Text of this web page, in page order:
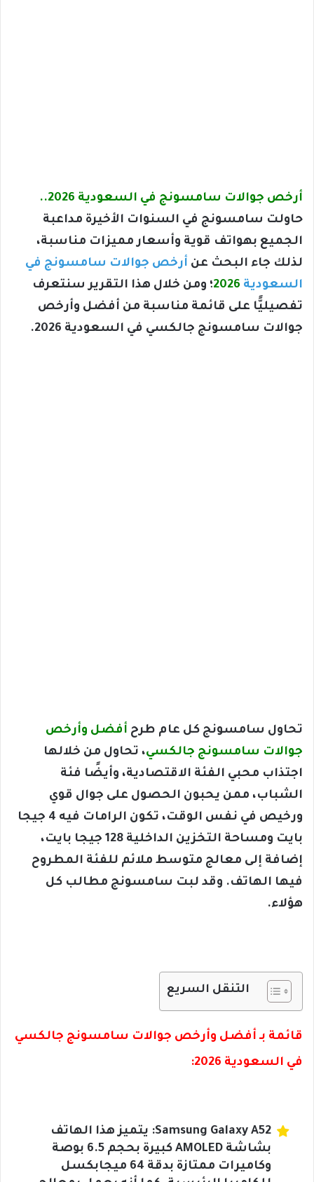
أرخص جوالات سامسونج في السعودية 2026..
حاولت سامسونج في السنوات الأخيرة مداعبة
الجميع بهواتف قوية وأسعار مميزات مناسبة،
لذلك جاء البحث عن أرخص جوالات سامسونج في
السعودية
؛ ومن خلال هذا التقرير سنتعرف
تفصيليًّا على قائمة مناسبة من أفضل وأرخص
جوالات سامسونج جالكسي في السعودية 2026.
تحاول سامسونج كل عام طرح أفضل وأرخص
جوالات سامسونج جالكسي، تحاول من خلالها
اجتذاب محبي الفئة الاقتصادية، وأيضًا فئة
الشباب، ممن يحبون الحصول على جوال قوي
ورخيص في نفس الوقت، تكون الرامات فيه 4 جيجا
بايت ومساحة التخزين الداخلية 128 جيجا بايت،
إضافة إلى معالج متوسط ملائم للفئة المطروح
فيها الهاتف. وقد لبت سامسونج مطالب كل
هؤلاء.
التنقل السريع
قائمة بـ أفضل وأرخص جوالات سامسونج جالكسي
في السعودية 2026:
Samsung Galaxy A52: يتميز هذا الهاتف
بشاشة AMOLED كبيرة بحجم 6.5 بوصة
وكاميرات ممتازة بدقة 64 ميجابكسل